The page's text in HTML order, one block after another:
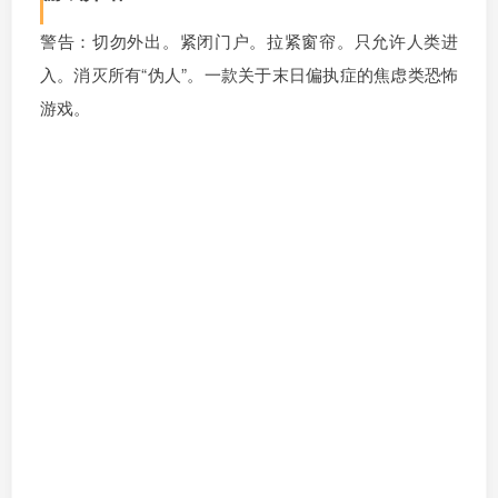
警告：切勿外出。紧闭门户。拉紧窗帘。只允许人类进
入。消灭所有“伪人”。一款关于末日偏执症的焦虑类恐怖
游戏。